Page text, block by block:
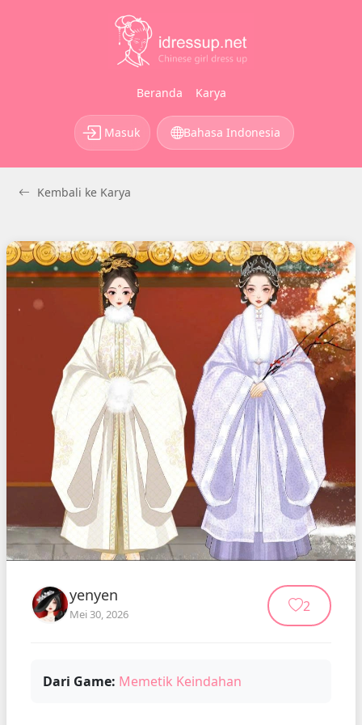
Beranda Karya
Masuk Bahasa Indonesia
Kembali ke Karya
yenyen
Mei 30, 2026 2
Dari Game: Memetik Keindahan